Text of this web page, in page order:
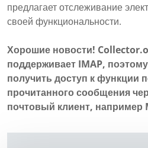
предлагает отслеживание
своей функциональности.
Хорошие новости!
поддерживает IMAP,
получить доступ к функции
прочитанного сообщения
почтовый клиент, например